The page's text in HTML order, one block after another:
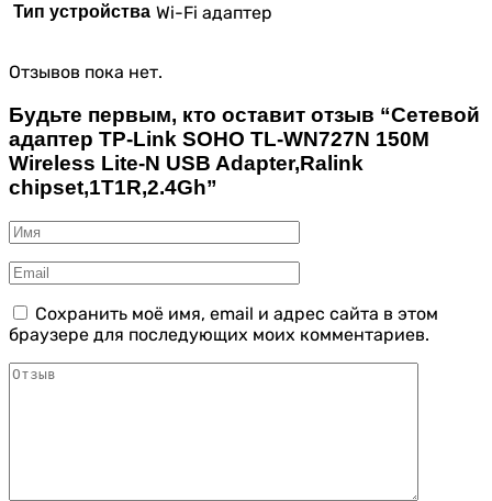
Тип устройства Wi-Fi адаптер
Отзывов пока нет.
Будьте первым, кто оставит отзыв “Сетевой
адаптер TP-Link SOHO TL-WN727N 150M
Wireless Lite-N USB Adapter,Ralink
chipset,1T1R,2.4Gh”
Сохранить моё имя, email и адрес сайта в этом
браузере для последующих моих комментариев.